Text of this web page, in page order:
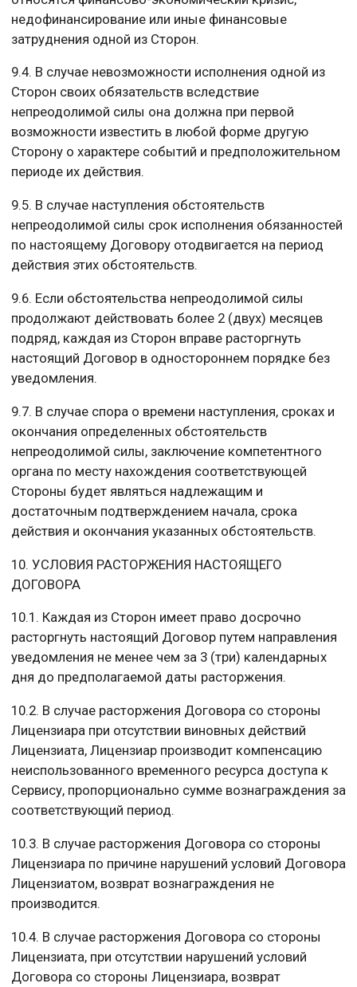
недофинансирование или иные финансовые
затруднения одной из Сторон.
9.4. В случае невозможности исполнения одной из
Сторон своих обязательств вследствие
непреодолимой силы она должна при первой
возможности известить в любой форме другую
Сторону о характере событий и предположительном
периоде их действия.
9.5. В случае наступления обстоятельств
непреодолимой силы срок исполнения обязанностей
по настоящему Договору отодвигается на период
действия этих обстоятельств.
9.6. Если обстоятельства непреодолимой силы
продолжают действовать более 2 (двух) месяцев
подряд, каждая из Сторон вправе расторгнуть
настоящий Договор в одностороннем порядке без
уведомления.
9.7. В случае спора о времени наступления, сроках и
окончания определенных обстоятельств
непреодолимой силы, заключение компетентного
органа по месту нахождения соответствующей
Стороны будет являться надлежащим и
достаточным подтверждением начала, срока
действия и окончания указанных обстоятельств.
10. УСЛОВИЯ РАСТОРЖЕНИЯ НАСТОЯЩЕГО
ДОГОВОРА
10.1. Каждая из Сторон имеет право досрочно
расторгнуть настоящий Договор путем направления
уведомления не менее чем за 3 (три) календарных
дня до предполагаемой даты расторжения.
10.2. В случае расторжения Договора со стороны
Лицензиара при отсутствии виновных действий
Лицензиата, Лицензиар производит компенсацию
неиспользованного временного ресурса доступа к
Сервису, пропорционально сумме вознаграждения за
соответствующий период.
10.3. В случае расторжения Договора со стороны
Лицензиара по причине нарушений условий Договора
Лицензиатом, возврат вознаграждения не
производится.
10.4. В случае расторжения Договора со стороны
Лицензиата, при отсутствии нарушений условий
Договора со стороны Лицензиара, возврат